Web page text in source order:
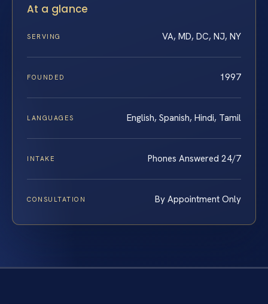
At a glance
SERVING VA, MD, DC, NJ, NY
FOUNDED 1997
LANGUAGES English, Spanish, Hindi, Tamil
INTAKE Phones Answered 24/7
CONSULTATION By Appointment Only